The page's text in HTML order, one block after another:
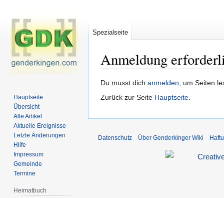
Anmeldung
Zur
Navigation
Zur
Suche
Du musst dich anmelden, um Seiten
Zurück zur Seite Hauptseite.
Spezialseite
Hauptseite
Übersicht
Alle Artikel
Aktuelle Ereignisse
Letzte Änderungen
Hilfe
Impressum
Gemeinde
Termine
Heimatbuch
Datenschutz Über Genderkinger Wiki